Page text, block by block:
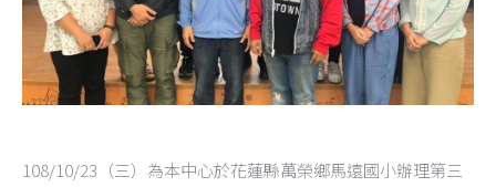
108/10/23（三）為本中心於花蓮縣萬榮鄉馬遠國小辦理第三